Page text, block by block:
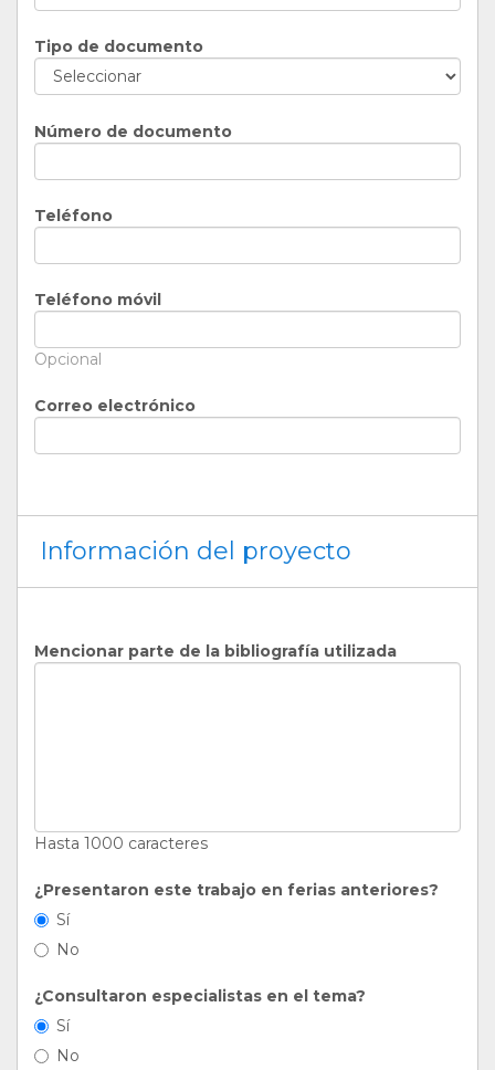
Tipo de documento
Número de documento
Teléfono
Teléfono móvil
Opcional
Correo electrónico
Información del proyecto
Mencionar parte de la bibliografía utilizada
Hasta 1000 caracteres
¿Presentaron este trabajo en ferias anteriores?
Sí
No
¿Consultaron especialistas en el tema?
Sí
No